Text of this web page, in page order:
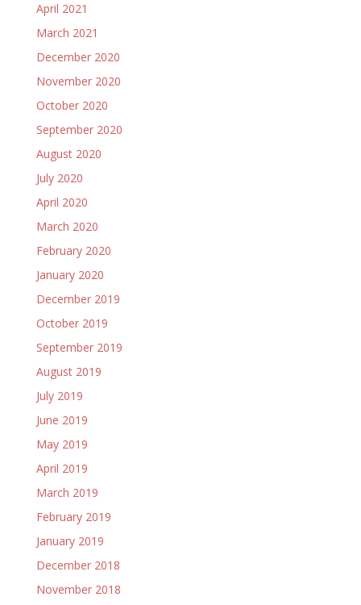
April 2021
March 2021
December 2020
November 2020
October 2020
September 2020
August 2020
July 2020
April 2020
March 2020
February 2020
January 2020
December 2019
October 2019
September 2019
August 2019
July 2019
June 2019
May 2019
April 2019
March 2019
February 2019
January 2019
December 2018
November 2018